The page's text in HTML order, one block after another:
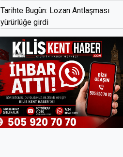
Tarihte Bugün: Lozan Antlaşması
yürürlüğe girdi